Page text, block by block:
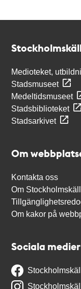
Medioteket,
Stadsmuseet
Medeltidsmuseet
Stadsbiblioteket
Stadsarkivet
Om
Kontakta oss
Om
Om kakor på
Sociala medier